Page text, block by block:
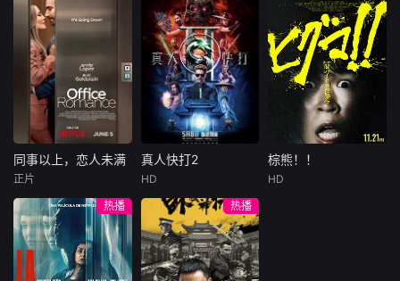
日。几经波折，两
人联手在各方势力
的夹缝间巧妙周
旋，共历险阻，破
解重重困境。
场，追查牧羊人“躺
平
生。
大漠之上，镖人、
官府、西域五大家
族等多方势力盘根
错节、暗潮涌动。
“天字第二号逃犯”
刀马接下特殊押镖
任务，和同伴一起
从西域护镖远赴长
安。不料，他们的
护送对象竟是“天字
郎……天下熙熙皆
为利来，各方势力
闻风入局，抢镖厮
杀接连上演……
西格妮·韦弗
影片聚焦杰克·萨利
与奈蒂莉一家的命
运起伏，在前作的
情感余波之上，深
刻描绘一个家族在
战火中如何成长、
并共同守护血脉相
连的情感纽带的历
程，从而将故事推
维度。此外，潘多
拉的全新领域也即
将揭晓
男人（黄渤
饰）和女人（倪妮
饰）飞机同时落
地，入住同一家酒
店，成为一墙之隔
的邻居。不够隔音
的房间暴露了男人
和女人因生活暂停
陷入的困境，健
康、家庭、婚姻、
同事以上，恋人未满
布雷特·戈德斯坦
贝蒂·吉尔平
洛佩兹饰演的航空
公司 和戈德斯坦饰
同事以上，恋人未满
正片
真人快打2
阿德莱恩·鲁道夫
杰西卡·麦克娜美
过气好莱坞演
员强尼·凯奇（卡尔·
真人快打2
HD
棕熊！！
棕熊！！
HD
热播
热播